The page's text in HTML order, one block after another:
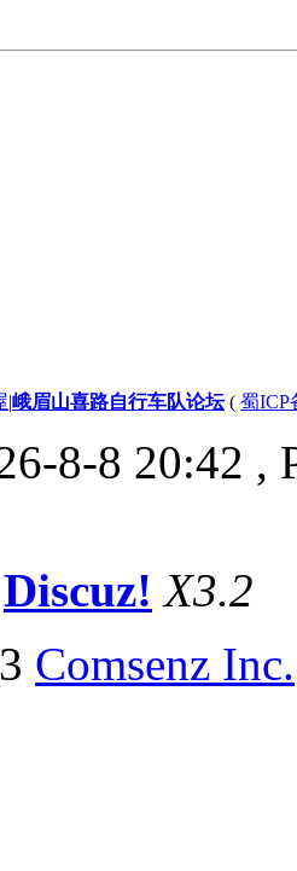
|峨眉山喜路自行车队论坛( 蜀ICP
8-8 20:42 ,
Discuz! X3.2
Comsenz Inc.